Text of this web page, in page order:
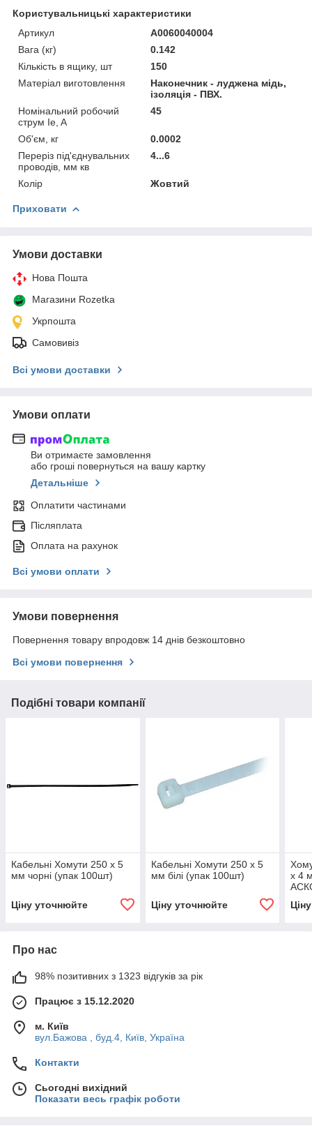
Користувальницькі характеристики
Артикул
A0060040004
Вага (кг)
0.142
Кількість в ящику, шт
150
Матеріал виготовлення
Наконечник - луджена мідь,
ізоляція - ПВХ.
Номінальний робочий
струм Ie, A
45
Об'єм, кг
0.0002
Переріз під'єднувальних
проводів, мм кв
4...6
Колір Жовтий
Приховати
Умови доставки
Нова Пошта
Магазини Rozetka
Укрпошта
Самовивіз
Всі умови доставки
Умови оплати
Ви отримаєте замовлення
або гроші повернуться на вашу картку
Детальніше
Оплатити частинами
Післяплата
Оплата на рахунок
Всі умови оплати
Умови повернення
Повернення товару впродовж 14 днів безкоштовно
Всі умови повернення
Подібні товари компанії
Кабельні Хомути 250 х 5
мм чорні (упак 100шт)
Ціну уточнюйте
Кабельні Хомути 250 х 5
мм білі (упак 100шт)
Ціну уточнюйте
х 4
Про нас
98% позитивних з 1323 відгуків за рік
Працює з 15.12.2020
м. Київ
вул.Бажова , буд.4, Київ, Україна
Контакти
Сьогодні вихідний
Показати весь графік роботи